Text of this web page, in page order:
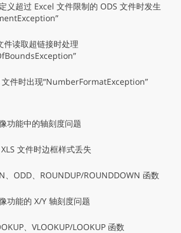
义超过 Excel 文件限制的 ODS 文件时发生
件读取超链接时处理
文件时出现“NumberFormatException”
功能中的轴刻度问题
文件时边框样式丢失
、ODD、ROUNDUP/ROUNDDOWN 函数
功能的 X/Y 轴刻度问题
、VLOOKUP/LOOKUP 函数